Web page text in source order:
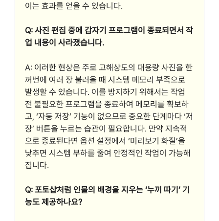
이는 효과를 얻을 수 있습니다.
Q: 사진 편집 중에 갑자기 프로그램이 종료되면서 작
업 내용이 사라졌습니다.
A: 이러한 현상은 주로 고해상도의 대용량 사진을 한
꺼번에 여러 장 불러올 때 시스템 메모리 부족으로
발생할 수 있습니다. 이를 방지하기 위해서는 작업
전 불필요한 프로그램을 종료하여 메모리를 확보하
고, ‘자동 저장’ 기능이 없으므로 중요한 단계마다 ‘저
장’ 버튼을 누르는 습관이 필요합니다. 만약 지속적
으로 종료된다면 옵션 설정에서 ‘미리보기 화질’을
낮추면 시스템 부하를 줄여 안정적인 작업이 가능해
집니다.
Q: 포토샵처럼 인물의 배경을 지우는 ‘누끼 따기’ 기
능도 제공하나요?